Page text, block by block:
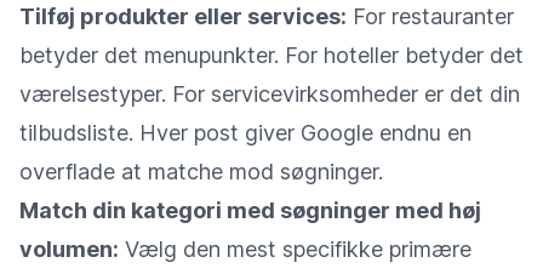
Tilføj produkter eller services: For restauranter
betyder det menupunkter. For hoteller betyder det
værelsestyper. For servicevirksomheder er det din
tilbudsliste. Hver post giver Google endnu en
overflade at matche mod søgninger.
Match din kategori med søgninger med høj
volumen: Vælg den mest specifikke primære